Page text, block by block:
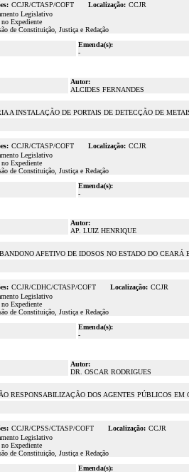
CCJR/CTASP/COFT Localização: CCJR
Legislativo
Expediente
de Constituição, Justiça e Redação
Emenda(s):
-
Autor:
ALCIDES FERNANDES
A INSTALAÇÃO DE PORTAIS DE DETECÇÃO DE
CCJR/CTASP/COFT Localização: CCJR
Legislativo
Expediente
de Constituição, Justiça e Redação
Emenda(s):
-
Autor:
AP. LUIZ HENRIQUE
AFETIVO DE IDOSOS NO ESTADO DO CEARÁ
CCJR/CDHC/CTASP/COFT Localização: CCJR
Legislativo
Expediente
de Constituição, Justiça e Redação
Emenda(s):
-
Autor:
DR. OSCAR RODRIGUES
RESPONSABILIZAÇÃO DOS AGENTES PÚBLICOS
CCJR/CPSS/CTASP/COFT Localização: CCJR
Legislativo
Expediente
de Constituição, Justiça e Redação
Emenda(s):